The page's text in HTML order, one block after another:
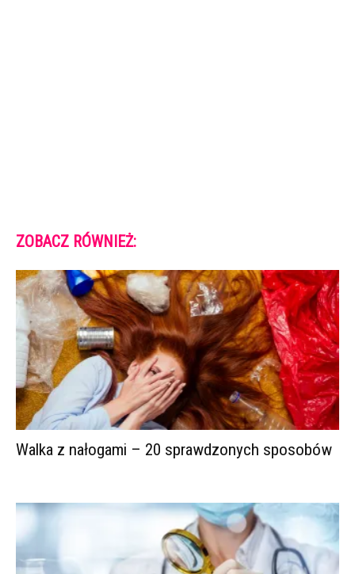
ZOBACZ RÓWNIEŻ:
Walka z nałogami – 20 sprawdzonych sposobów